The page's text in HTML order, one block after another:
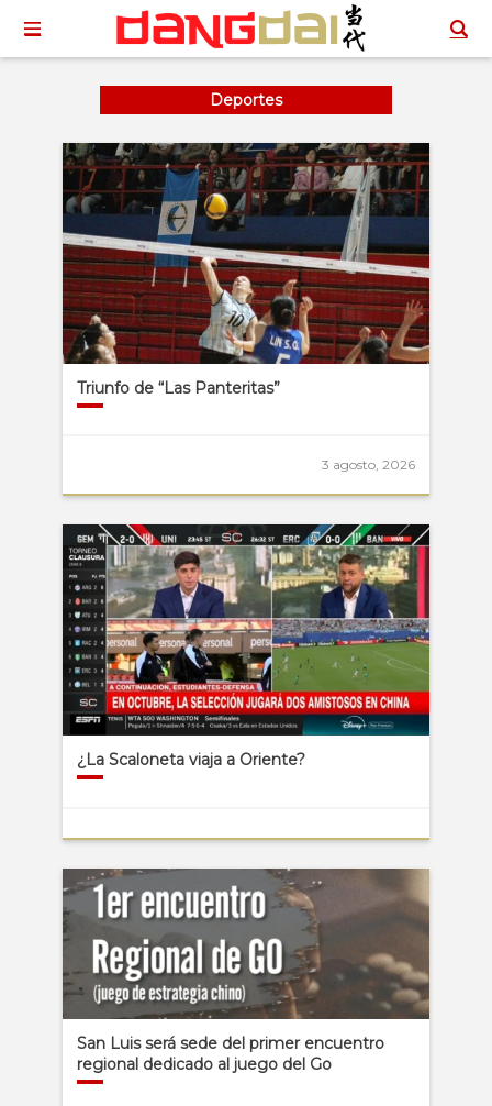
Deportes
Triunfo de “Las Panteritas”
3 agosto, 2026
¿La Scaloneta viaja a Oriente?
San Luis será sede del primer encuentro
regional dedicado al juego del Go